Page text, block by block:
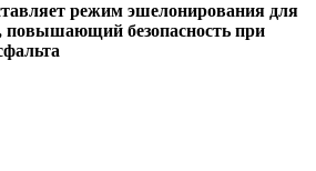
режим эшелонирования для
безопасность при